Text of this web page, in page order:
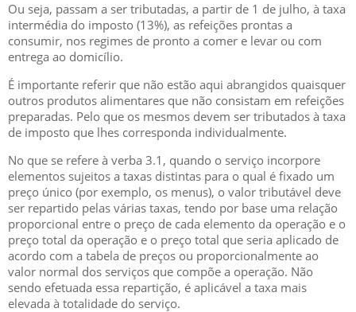
Ou seja, passam a ser tributadas, a partir de 1 de julho, à taxa
intermédia do imposto (13%), as refeições prontas a
consumir, nos regimes de pronto a comer e levar ou com
entrega ao domicílio.
É importante referir que não estão aqui abrangidos quaisquer
outros produtos alimentares que não consistam em refeições
preparadas. Pelo que os mesmos devem ser tributados à taxa
de imposto que lhes corresponda individualmente.
No que se refere à verba 3.1, quando o serviço incorpore
elementos sujeitos a taxas distintas para o qual é fixado um
preço único (por exemplo, os menus), o valor tributável deve
ser repartido pelas várias taxas, tendo por base uma relação
proporcional entre o preço de cada elemento da operação e o
preço total da operação e o preço total que seria aplicado de
acordo com a tabela de preços ou proporcionalmente ao
valor normal dos serviços que compõe a operação. Não
sendo efetuada essa repartição, é aplicável a taxa mais
elevada à totalidade do serviço.